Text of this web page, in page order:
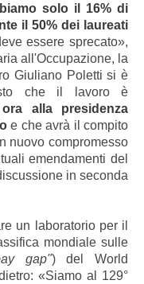
solo il 16% di
il 50% dei laureati
essere sprecato»,
all'Occupazione, la
Giuliano Poletti si è
che il lavoro è
alla presidenza
e che avrà il compito
nuovo compromesso
emendamenti del
in seconda
un laboratorio per il
mondiale sulle
gap") del World
«Siamo al 129°